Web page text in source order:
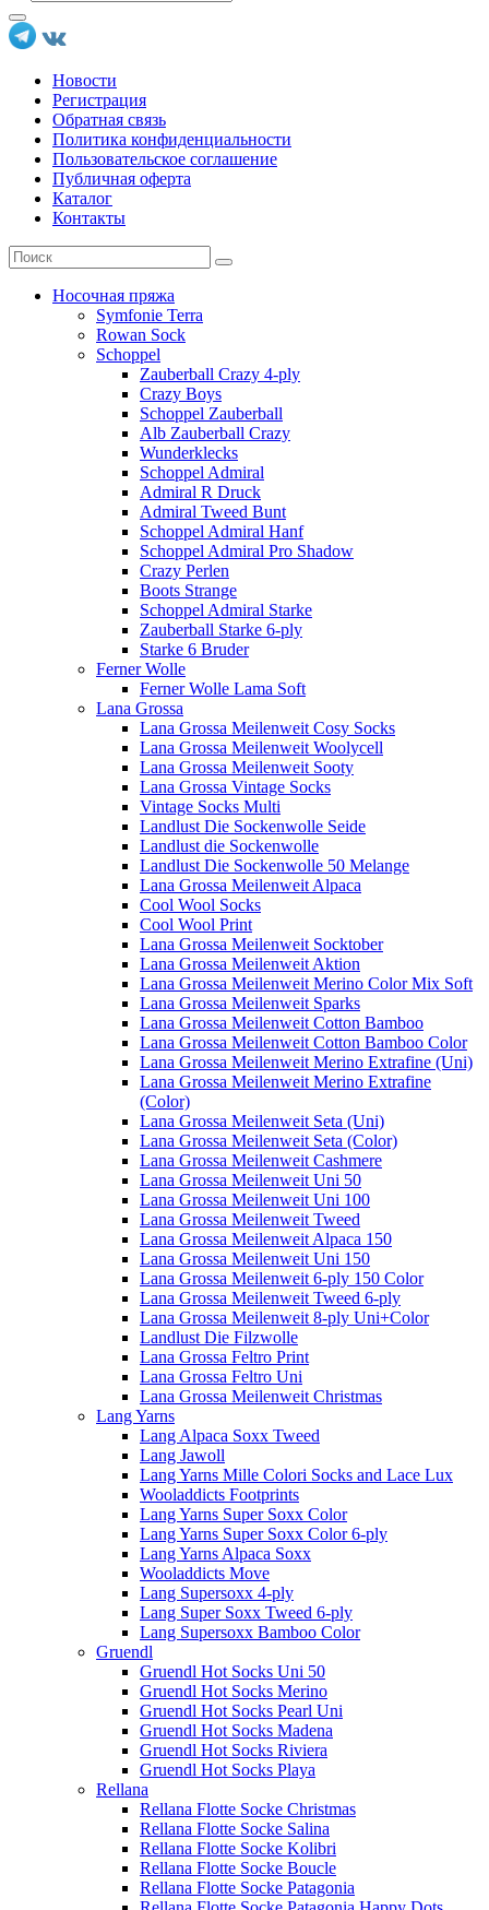
Новости
Регистрация
Обратная связь
Политика конфиденциальности
Пользовательское соглашение
Публичная оферта
Каталог
Контакты
Носочная пряжа
Symfonie Terra
Rowan Sock
Schoppel
Zauberball Crazy 4-ply
Crazy Boys
Schoppel Zauberball
Alb Zauberball Crazy
Wunderklecks
Schoppel Admiral
Admiral R Druck
Admiral Tweed Bunt
Schoppel Admiral Hanf
Schoppel Admiral Pro Shadow
Crazy Perlen
Boots Strange
Schoppel Admiral Starke
Zauberball Starke 6-ply
Starke 6 Bruder
Ferner Wolle
Ferner Wolle Lama Soft
Lana Grossa
Lana Grossa Meilenweit Cosy Socks
Lana Grossa Meilenweit Woolycell
Lana Grossa Meilenweit Sooty
Lana Grossa Vintage Socks
Vintage Socks Multi
Landlust Die Sockenwolle Seide
Landlust die Sockenwolle
Landlust Die Sockenwolle 50 Melange
Lana Grossa Meilenweit Alpaca
Cool Wool Socks
Cool Wool Print
Lana Grossa Meilenweit Socktober
Lana Grossa Meilenweit Aktion
Lana Grossa Meilenweit Merino Color Mix Soft
Lana Grossa Meilenweit Sparks
Lana Grossa Meilenweit Cotton Bamboo
Lana Grossa Meilenweit Cotton Bamboo Color
Lana Grossa Meilenweit Merino Extrafine (Uni)
Lana Grossa Meilenweit Merino Extrafine
(Color)
Lana Grossa Meilenweit Seta (Uni)
Lana Grossa Meilenweit Seta (Color)
Lana Grossa Meilenweit Cashmere
Lana Grossa Meilenweit Uni 50
Lana Grossa Meilenweit Uni 100
Lana Grossa Meilenweit Tweed
Lana Grossa Meilenweit Alpaca 150
Lana Grossa Meilenweit Uni 150
Lana Grossa Meilenweit 6-ply 150 Color
Lana Grossa Meilenweit Tweed 6-ply
Lana Grossa Meilenweit 8-ply Uni+Color
Landlust Die Filzwolle
Lana Grossa Feltro Print
Lana Grossa Feltro Uni
Lana Grossa Meilenweit Christmas
Lang Yarns
Lang Alpaca Soxx Tweed
Lang Jawoll
Lang Yarns Mille Colori Socks and Lace Lux
Wooladdicts Footprints
Lang Yarns Super Soxx Color
Lang Yarns Super Soxx Color 6-ply
Lang Yarns Alpaca Soxx
Wooladdicts Move
Lang Supersoxx 4-ply
Lang Super Soxx Tweed 6-ply
Lang Supersoxx Bamboo Color
Gruendl
Gruendl Hot Socks Uni 50
Gruendl Hot Socks Merino
Gruendl Hot Socks Pearl Uni
Gruendl Hot Socks Madena
Gruendl Hot Socks Riviera
Gruendl Hot Socks Playa
Rellana
Rellana Flotte Socke Christmas
Rellana Flotte Socke Salina
Rellana Flotte Socke Kolibri
Rellana Flotte Socke Boucle
Rellana Flotte Socke Patagonia